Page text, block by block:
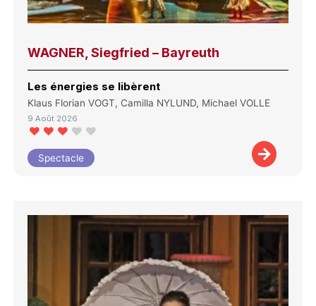
WAGNER, Siegfried – Bayreuth
Les énergies se libèrent
Klaus Florian VOGT, Camilla NYLUND, Michael VOLLE
9 Août 2026
Spectacle